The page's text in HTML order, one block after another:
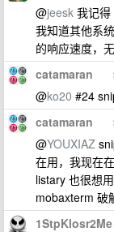
@jeesk 我记
我知道其他系
的响应速度，
catamaran
@ko20 #24
catamaran
@YOUXIAZ
在用，我现在
listary 也很想
mobaxterm 破
1StpKlosr2Me